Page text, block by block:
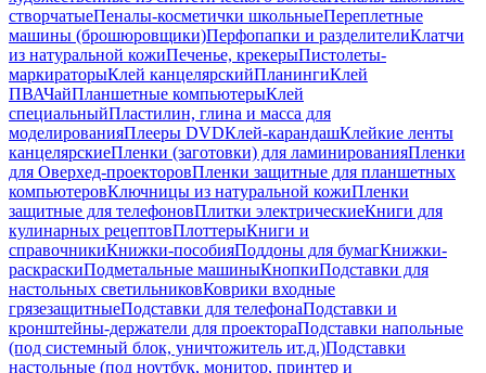
створчатыеПеналы-косметички школьныеПереплетные
машины (брошюровщики)Перфопапки и разделителиКлатчи
из натуральной кожиПеченье, крекерыПистолеты-
маркираторыКлей канцелярскийПланингиКлей
ПВАЧайПланшетные компьютерыКлей
специальныйПластилин, глина и масса для
моделированияПлееры DVDКлей-карандашКлейкие ленты
канцелярскиеПленки (заготовки) для ламинированияПленки
для Оверхед-проекторовПленки защитные для планшетных
компьютеровКлючницы из натуральной кожиПленки
защитные для телефоновПлитки электрическиеКниги для
кулинарных рецептовПлоттерыКниги и
справочникиКнижки-пособияПоддоны для бумагКнижки-
раскраскиПодметальные машиныКнопкиПодставки для
настольных светильниковКоврики входные
грязезащитныеПодставки для телефонаПодставки и
кронштейны-держатели для проектораПодставки напольные
(под системный блок, уничтожитель ит.д.)Подставки
настольные (под ноутбук, монитор, принтер и